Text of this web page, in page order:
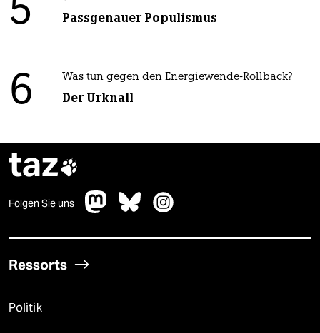
5 Passgenauer Populismus
6 Was tun gegen den Energiewende-Rollback?
Der Urknall
taz
Folgen Sie uns
Ressorts
Politik